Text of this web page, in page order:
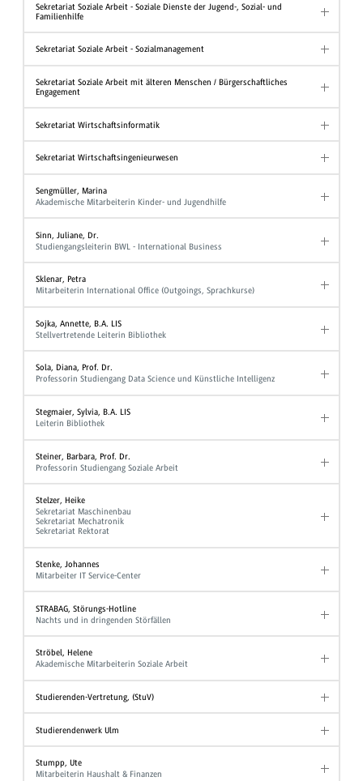
Sekretariat Soziale Arbeit - Soziale Dienste der Jugend-, Sozial- und
Familienhilfe
Sekretariat Soziale Arbeit - Sozialmanagement
Sekretariat Soziale Arbeit mit älteren Menschen / Bürgerschaftliches
Engagement
Sekretariat Wirtschaftsinformatik
Sekretariat Wirtschaftsingenieurwesen
Sengmüller, Marina
Akademische Mitarbeiterin Kinder- und Jugendhilfe
Sinn, Juliane, Dr.
Studiengangsleiterin BWL - International Business
Sklenar, Petra
Mitarbeiterin International Office (Outgoings, Sprachkurse)
Sojka, Annette, B.A. LIS
Stellvertretende Leiterin Bibliothek
Sola, Diana, Prof. Dr.
Professorin Studiengang Data Science und Künstliche Intelligenz
Stegmaier, Sylvia, B.A. LIS
Leiterin Bibliothek
Steiner, Barbara, Prof. Dr.
Professorin Studiengang Soziale Arbeit
Stelzer, Heike
Sekretariat Maschinenbau
Sekretariat Mechatronik
Sekretariat Rektorat
Stenke, Johannes
Mitarbeiter IT Service-Center
STRABAG, Störungs-Hotline
Nachts und in dringenden Störfällen
Ströbel, Helene
Akademische Mitarbeiterin Soziale Arbeit
Studierenden-Vertretung, (StuV)
Studierendenwerk Ulm
Stumpp, Ute
Mitarbeiterin Haushalt & Finanzen